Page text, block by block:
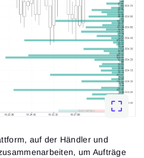
auf der Händler und
um Aufträge